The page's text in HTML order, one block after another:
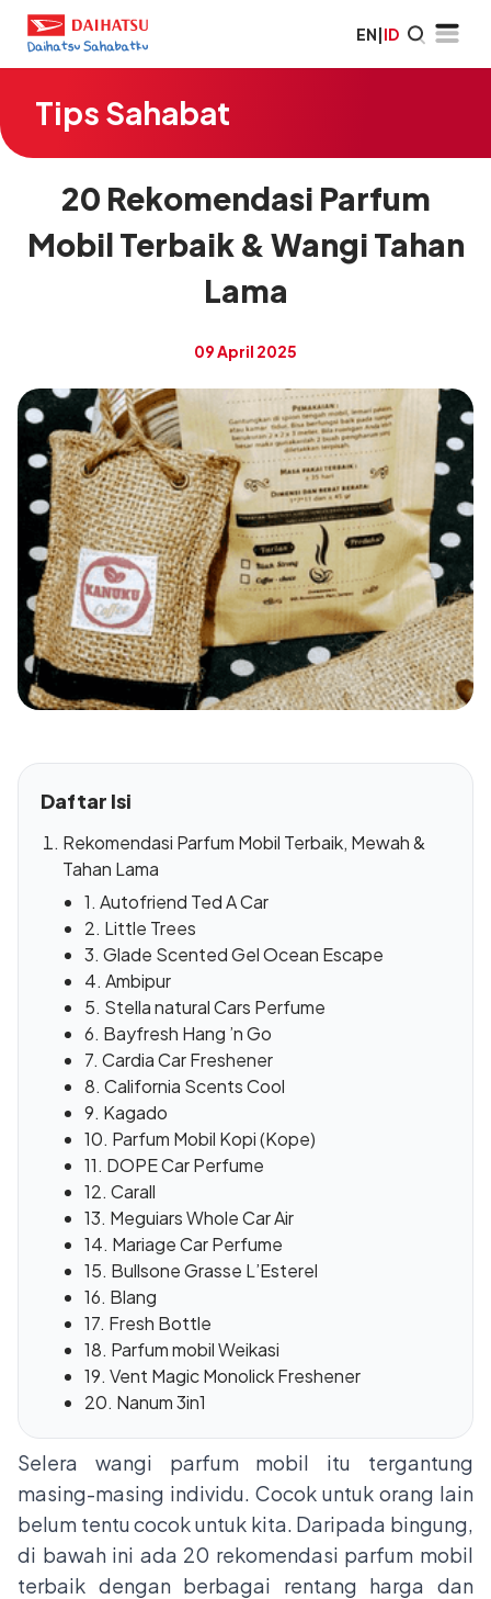
EN|ID
Tips Sahabat
20 Rekomendasi Parfum
Mobil Terbaik & Wangi Tahan
Lama
09 April 2025
Daftar Isi
Rekomendasi Parfum Mobil Terbaik, Mewah &
Tahan Lama
1. Autofriend Ted A Car
2. Little Trees
3. Glade Scented Gel Ocean Escape
4. Ambipur
5. Stella natural Cars Perfume
6. Bayfresh Hang ’n Go
7. Cardia Car Freshener
8. California Scents Cool
9. Kagado
10. Parfum Mobil Kopi (Kope)
11. DOPE Car Perfume
12. Carall
13. Meguiars Whole Car Air
14. Mariage Car Perfume
15. Bullsone Grasse L’Esterel
16. Blang
17. Fresh Bottle
18. Parfum mobil Weikasi
19. Vent Magic Monolick Freshener
20. Nanum 3in1
Selera wangi parfum mobil itu tergantung
masing-masing individu. Cocok untuk orang lain
belum tentu cocok untuk kita. Daripada bingung,
di bawah ini ada 20 rekomendasi parfum mobil
terbaik dengan berbagai rentang harga dan